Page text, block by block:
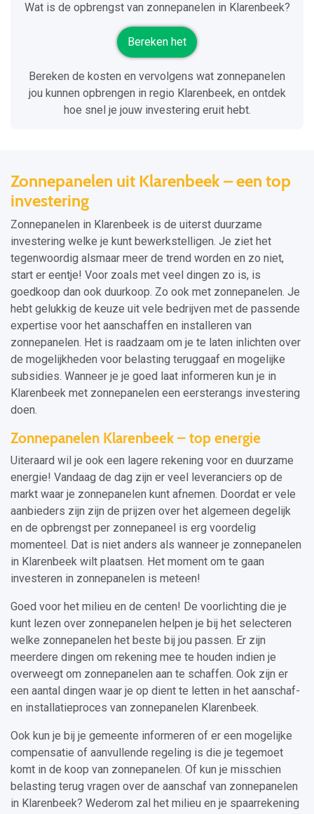
Wat is de opbrengst van zonnepanelen in Klarenbeek?
Bereken het
Bereken de kosten en vervolgens wat zonnepanelen
jou kunnen opbrengen in regio Klarenbeek, en ontdek
hoe snel je jouw investering eruit hebt.
Zonnepanelen uit Klarenbeek – een top
investering
Zonnepanelen in Klarenbeek is de uiterst duurzame
investering welke je kunt bewerkstelligen. Je ziet het
tegenwoordig alsmaar meer de trend worden en zo niet,
start er eentje! Voor zoals met veel dingen zo is, is
goedkoop dan ook duurkoop. Zo ook met zonnepanelen. Je
hebt gelukkig de keuze uit vele bedrijven met de passende
expertise voor het aanschaffen en installeren van
zonnepanelen. Het is raadzaam om je te laten inlichten over
de mogelijkheden voor belasting teruggaaf en mogelijke
subsidies. Wanneer je je goed laat informeren kun je in
Klarenbeek met zonnepanelen een eersterangs investering
doen.
Zonnepanelen Klarenbeek – top energie
Uiteraard wil je ook een lagere rekening voor en duurzame
energie! Vandaag de dag zijn er veel leveranciers op de
markt waar je zonnepanelen kunt afnemen. Doordat er vele
aanbieders zijn zijn de prijzen over het algemeen degelijk
en de opbrengst per zonnepaneel is erg voordelig
momenteel. Dat is niet anders als wanneer je zonnepanelen
in Klarenbeek wilt plaatsen. Het moment om te gaan
investeren in zonnepanelen is meteen!
Goed voor het milieu en de centen! De voorlichting die je
kunt lezen over zonnepanelen helpen je bij het selecteren
welke zonnepanelen het beste bij jou passen. Er zijn
meerdere dingen om rekening mee te houden indien je
overweegt om zonnepanelen aan te schaffen. Ook zijn er
een aantal dingen waar je op dient te letten in het aanschaf-
en installatieproces van zonnepanelen Klarenbeek.
Ook kun je bij je gemeente informeren of er een mogelijke
compensatie of aanvullende regeling is die je tegemoet
komt in de koop van zonnepanelen. Of kun je misschien
belasting terug vragen over de aanschaf van zonnepanelen
in Klarenbeek? Wederom zal het milieu en je spaarrekening